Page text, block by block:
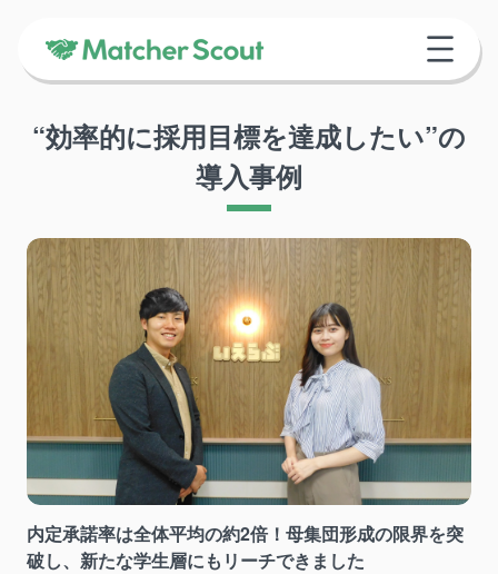
“効率的に採用目標を達成したい”の
導入事例
内定承諾率は全体平均の約2倍！母集団形成の限界を突
破し、新たな学生層にもリーチできました